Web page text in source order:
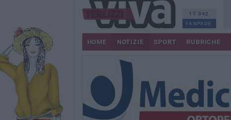
17.042
FANPAGE
HOME NOTIZIE SPORT RUBRICHE